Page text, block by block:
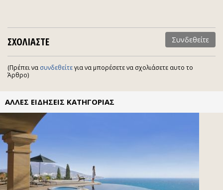
ΣΧΟΛΙΑΣΤΕ Συνδεθείτε
(Πρέπει να συνδεθείτεγια να μπορέσετε να σχολιάσετε αυτο το
Άρθρο)
ΑΛΛΕΣ ΕΙΔΗΣΕΙΣ ΚΑΤΗΓΟΡΙΑΣ